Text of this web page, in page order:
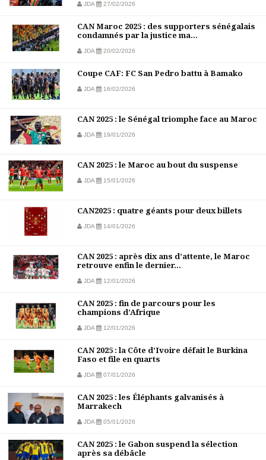
JDA 27/02/2026
CAN Maroc 2025 : des supporters sénégalais
condamnés par la justice ma...
JDA 20/02/2026
Coupe CAF: FC San Pedro battu à Bamako
JDA 16/02/2026
CAN 2025 : le Sénégal triomphe face au Maroc
JDA 19/01/2026
CAN 2025 : le Maroc au bout du suspense
JDA 15/01/2026
CAN2025 : quatre géants pour deux billets
JDA 14/01/2026
CAN 2025 : après dix ans d’attente, le Maroc
retrouve enfin le dernier...
JDA 12/01/2026
CAN 2025 : fin de parcours pour les
champions d’Afrique
JDA 12/01/2026
CAN 2025 : la Côte d’Ivoire défait le Burkina
Faso et file en quarts
JDA 07/01/2026
CAN 2025 : les Éléphants galvanisés à
Marrakech
JDA 05/01/2026
CAN 2025 : le Gabon suspend la sélection
après sa débâcle